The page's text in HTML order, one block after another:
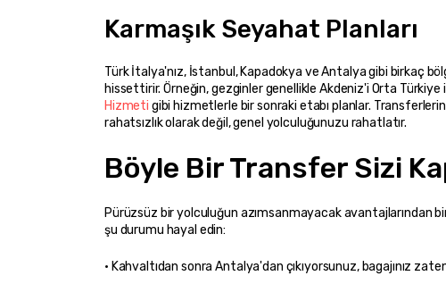
Karmaşık Seyahat Planları
Türk İtalya'nız, İstanbul, Kapadokya ve Antalya gibi birkaç
hissettirir. Örneğin, gezginler genellikle Akdeniz'i Orta Türkiye
Hizmeti gibi hizmetlerle bir sonraki etabı planlar.
rahatsızlık olarak değil, genel yolculuğunuzu rahatlatır.
Böyle Bir Transfer Sizi
Pürüzsüz bir yolculuğun azımsanmayacak avantajlarından
şu durumu hayal edin: